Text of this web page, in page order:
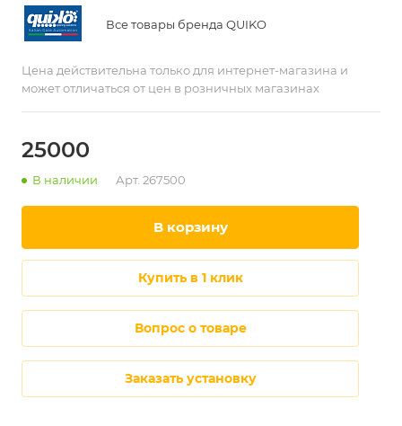
Все товары бренда QUIKO
Цена действительна только для интернет-магазина и
может отличаться от цен в розничных магазинах
25000
В наличии Арт. 267500
в корзину
купить в 1 клик
Вопрос о товаре
Заказать установку